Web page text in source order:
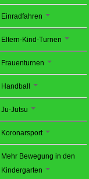
Einradfahren
Eltern-Kind-Turnen
Frauenturnen
Handball
Ju-Jutsu
Koronarsport
Mehr Bewegung in den
Kindergarten